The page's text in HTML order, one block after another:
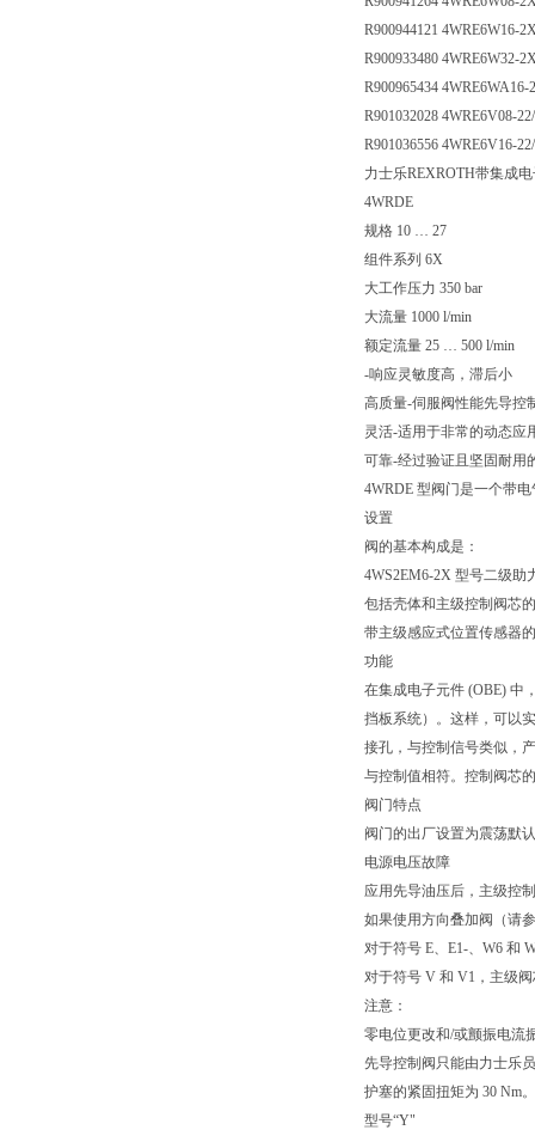
R900944121 4WRE6W16-
R900933480 4WRE6W32-
R900965434
R901032028 4WRE6V08-
R901036556 4WRE6V16-
力士乐REXROTH带集成
4WRDE
规格 10 … 27
组件系列 6X
大工作压力 350 bar
大流量 1000 l/min
额定流量 25 … 500 l/min
-响应灵敏度高，滞后小
高质量-伺服阀性能先导控
灵活-适用于非常的动态应
可靠-经过验证且坚固耐用
4WRDE 型阀门是一个带
设置
阀的基本构成是：
4WS2EM6-2X 型号二级助
包括壳体和主级控制阀芯
带主级感应式位置传感器
功能
在集成电子元件 (OBE) 中
挡板系统）。这样，可以
接孔，与控制信号类似，
与控制值相符。控制阀芯
阀门特点
阀门的出厂设置为震荡默
电源电压故障
应用先导油压后，主级控
如果使用方向叠加阀（请
对于符号 E、E1-、W6 和
对于符号 V 和 V1，主级
注意：
零电位更改和/或颤振电流
先导控制阀只能由力士乐
护塞的紧固扭矩为 30 Nm。
型号“Y"